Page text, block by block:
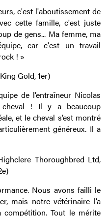
c'est l'aboutissement de
cette famille, c'est juste
de gens... Ma femme, ma
car c'est un travail
! »
Gold, 1er)
de l’entraîneur Nicolas
! Il y a beaucoup
et le cheval s’est montré
généreux. Il a
Thoroughbred Ltd,
Nous avons failli le
mais notre vétérinaire l’a
Tout le mérite